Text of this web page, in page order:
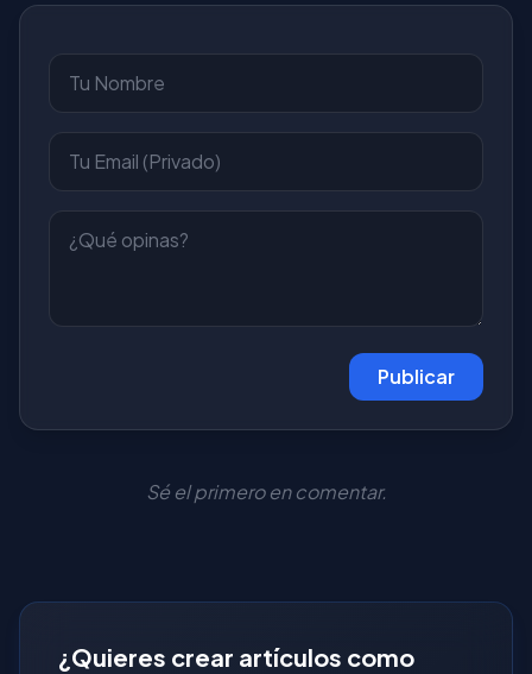
Publicar
Sé el primero en comentar.
¿Quieres crear artículos como